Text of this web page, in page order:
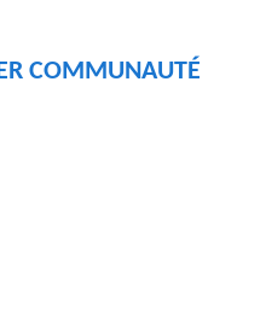
COMMUNAUTÉ